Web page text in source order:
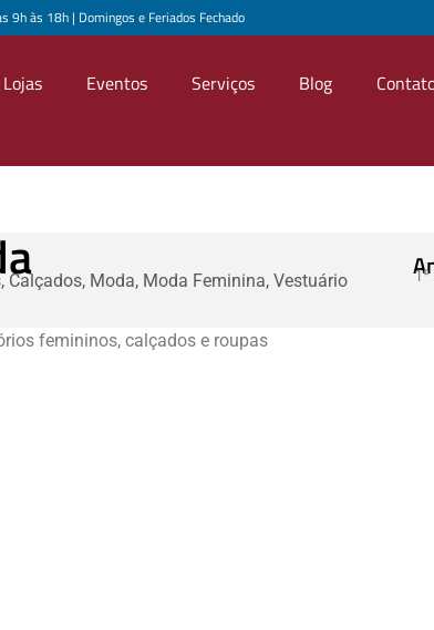
9h às 18h | Domingos e Feriados Fechado
Lojas Eventos Serviços Blog
, Calçados, Moda, Moda Feminina, Vestuário
femininos, calçados e roupas